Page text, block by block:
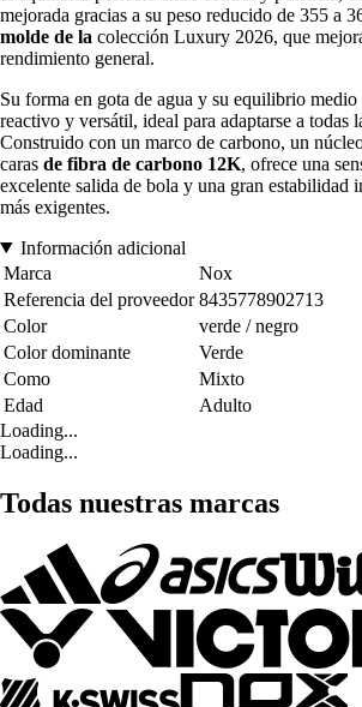
mejorada gracias a su peso reducido de 355 a
molde de la colección Luxury 2026, que
rendimiento general.
Su forma en gota de agua y su equilibrio
reactivo y versátil, ideal para adaptarse a todas
Construido con un marco de carbono, un
caras de fibra de carbono 12K, ofrece una
excelente salida de bola y una gran estabilidad
más exigentes.
Información adicional
Marca
Nox
Referencia del proveedor 8435778902713
Color
verde / negro
Color dominante
Verde
Como
Mixto
Edad
Adulto
Loading...
Loading...
Todas nuestras marcas